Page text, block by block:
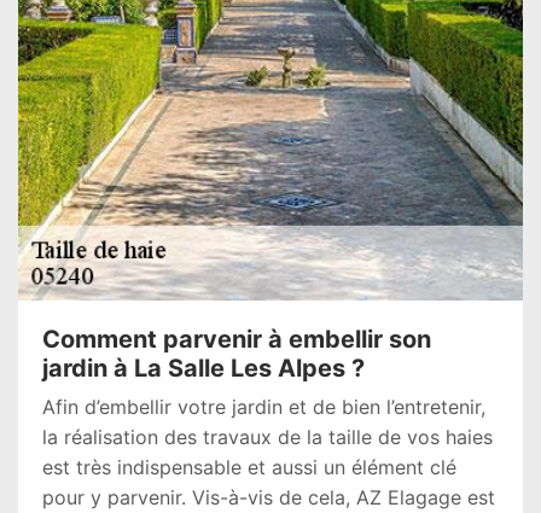
Comment parvenir à embellir son
jardin à La Salle Les Alpes ?
Afin d’embellir votre jardin et de bien l’entretenir,
la réalisation des travaux de la taille de vos haies
est très indispensable et aussi un élément clé
pour y parvenir. Vis-à-vis de cela, AZ Elagage est